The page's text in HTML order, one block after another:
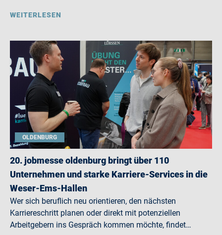
WEITERLESEN
OLDENBURG
20. jobmesse oldenburg bringt über 110
Unternehmen und starke Karriere-Services in die
Weser-Ems-Hallen
Wer sich beruflich neu orientieren, den nächsten
Karriereschritt planen oder direkt mit potenziellen
Arbeitgebern ins Gespräch kommen möchte, findet…